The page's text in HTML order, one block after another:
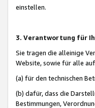
einstellen.
3. Verantwortung für
Sie tragen die alleinige
Website, sowie für alle
(a) für den technischen
(b) dafür, dass die
Bestimmungen,